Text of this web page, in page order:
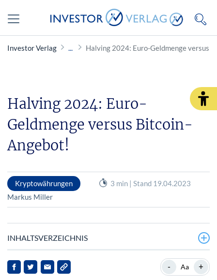
Investor Verlag Halving 2024: Euro-Geldmenge versus
Halving 2024: Euro-
Geldmenge versus Bitcoin-
Angebot!
Kryptowährungen
3 min | Stand 19.04.2023
Markus Miller
INHALTSVERZEICHNIS
Die unlimitierten Euro-Geldmengen explodieren, der
Wert des Geldes (Kaufkraft) verfällt!
- Aa +